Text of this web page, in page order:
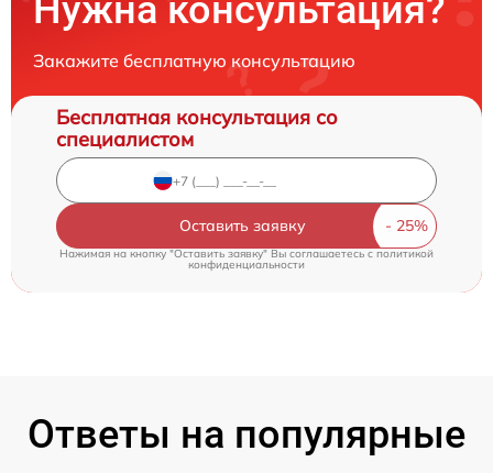
Нужна консультация?
Закажите бесплатную консультацию
Бесплатная консультация со
специалистом
Оставить заявку
Нажимая на кнопку "Оставить заявку" Вы соглашаетесь c политикой
конфиденциальности
Ответы на популярные